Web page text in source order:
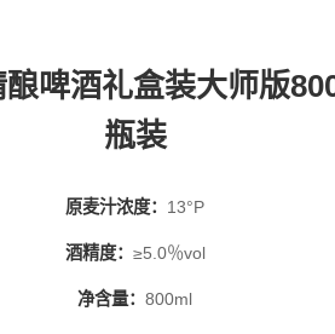
啤酒礼盒装大师版
瓶装
原麦汁浓度： 13°P
酒精度： ≥5.0％vol
净含量：800ml